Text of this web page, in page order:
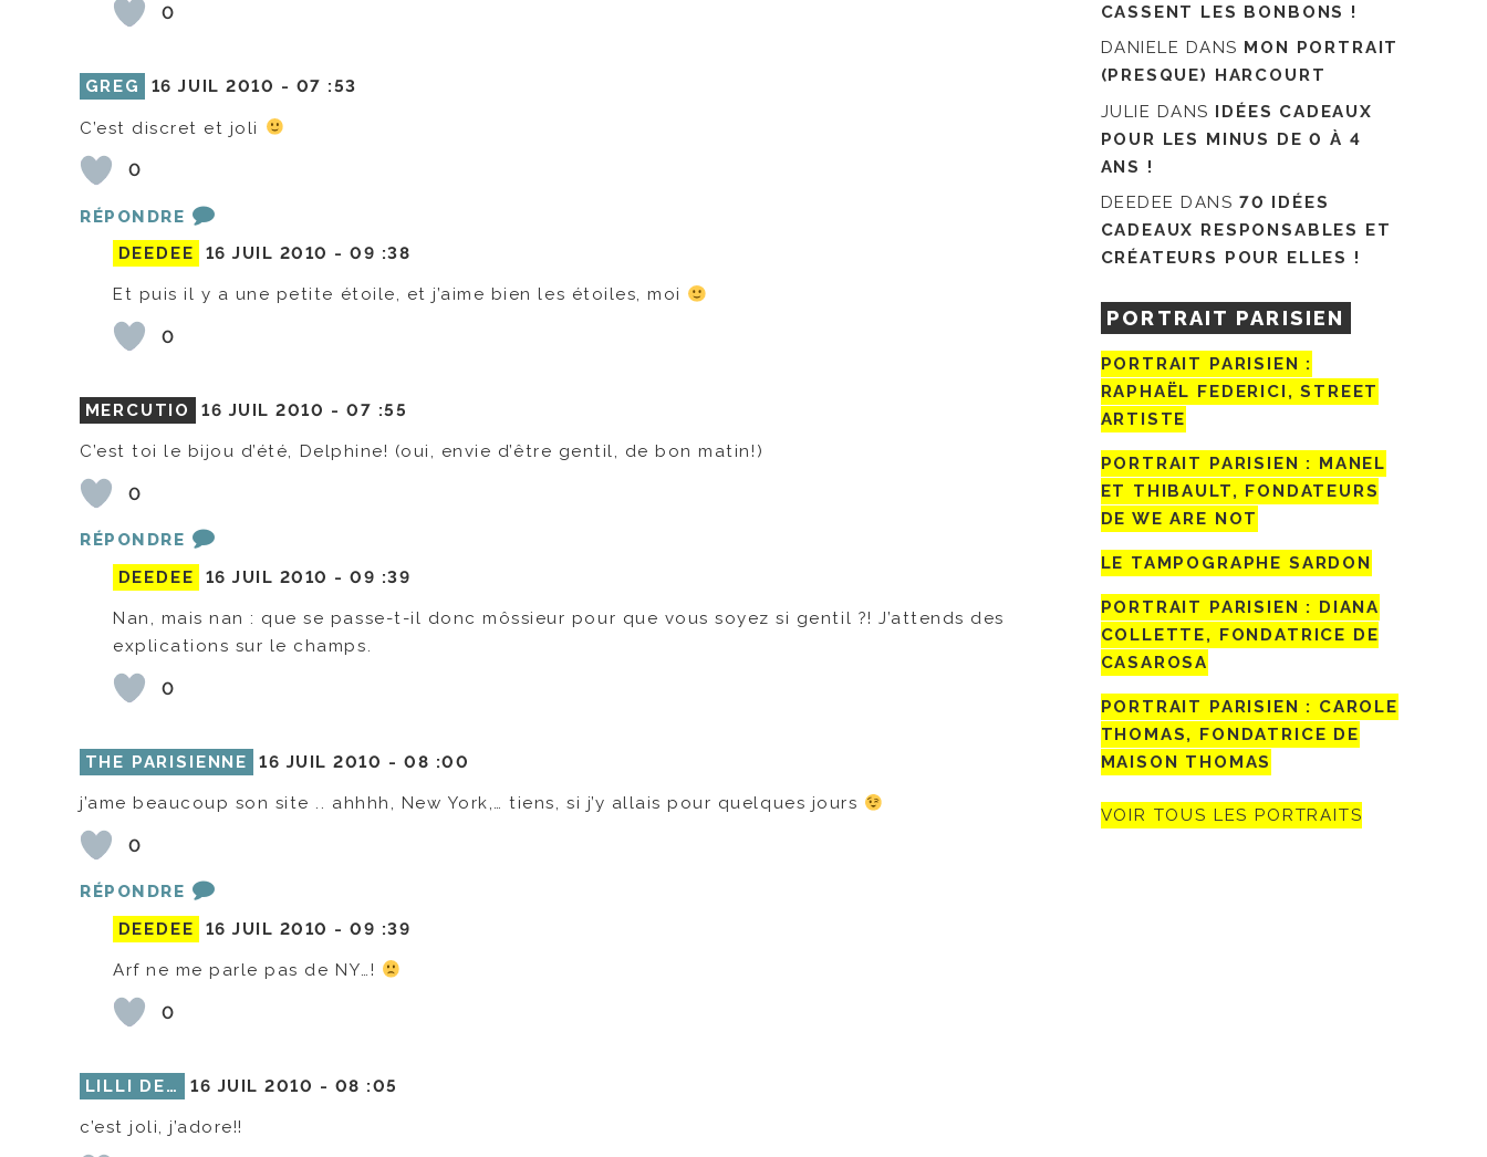
0
GREG 16 JUIL 2010 - 07 :53
C’est discret et joli
0
RÉPONDRE
DEEDEE
16 JUIL 2010 -09 :38
Et puis il y a une petite étoile, et j’aime bien les étoiles, moi
0
MERCUTIO 16 JUIL 2010 -07 :55
C’est toi le bijou d’été, Delphine! (oui, envie d’être gentil, de bon matin!)
0
RÉPONDRE
DEEDEE
16 JUIL 2010 -09 :39
Nan, mais nan : que se passe-t-il donc môssieur pour que vous soyez si gentil ?! J’attends des
explications sur le champs.
0
THE PARISIENNE 16 JUIL 2010 - 08 :00
j’ame beaucoup son site .. ahhhh, New York,… tiens, si j’y allais pour quelques jours
0
RÉPONDRE
DEEDEE
16 JUIL 2010 -09 :39
Arf ne me parle pas de NY…!
0
LILLI DE… 16 JUIL 2010 - 08 :05
c’est joli, j’adore!!
CASSENT LES BONBONS !
DANIELE DANS MON PORTRAIT
(PRESQUE) HARCOURT
JULIE DANS IDÉES CADEAUX
POUR LES MINUS DE 0 À 4
ANS !
DEEDEE DANS 70 IDÉES
CADEAUX RESPONSABLES ET
CRÉATEURS POUR ELLES !
PORTRAIT PARISIEN
PORTRAIT PARISIEN :
RAPHAËL FEDERICI, STREET
ARTISTE
PORTRAIT PARISIEN : MANEL
ET THIBAULT, FONDATEURS
DE WE ARE NOT
LE TAMPOGRAPHE SARDON
PORTRAIT PARISIEN : DIANA
COLLETTE, FONDATRICE DE
CASAROSA
PORTRAIT PARISIEN : CAROLE
THOMAS, FONDATRICE DE
MAISON THOMAS
VOIR TOUS LES PORTRAITS